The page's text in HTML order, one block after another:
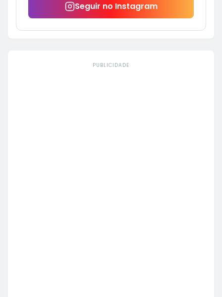
Seguir no Instagram
PUBLICIDADE